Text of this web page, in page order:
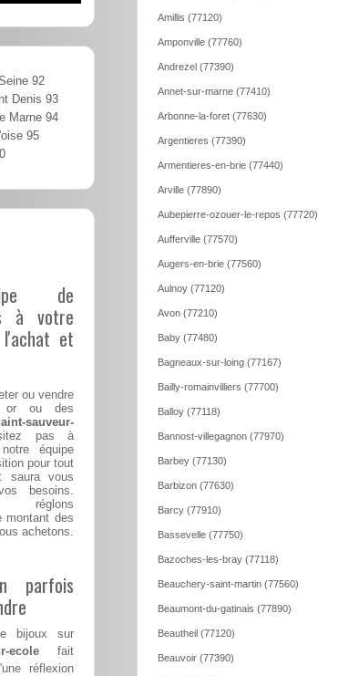
92
Denis 93
Marne 94
95
de
à votre
et
ou vendre
or ou des
sauveur-
pas à
équipe
pour tout
saura vous
besoins.
réglons
montant des
achetons.
parfois
bijoux sur
ecole fait
réflexion
Amillis (77120)
Amponville (77760)
Andrezel (77390)
Annet-sur-marne (77410)
Arbonne-la-foret (77630)
Argentieres (77390)
Armentieres-en-brie (77440)
Arville (77890)
Aubepierre-ozouer-le-repos (77720)
Aufferville (77570)
Augers-en-brie (77560)
Aulnoy (77120)
Avon (77210)
Baby (77480)
Bagneaux-sur-loing (77167)
Bailly-romainvilliers (77700)
Balloy (77118)
Bannost-villegagnon (77970)
Barbey (77130)
Barbizon (77630)
Barcy (77910)
Bassevelle (77750)
Bazoches-les-bray (77118)
Beauchery-saint-martin (77560)
Beaumont-du-gatinais (77890)
Beautheil (77120)
Beauvoir (77390)